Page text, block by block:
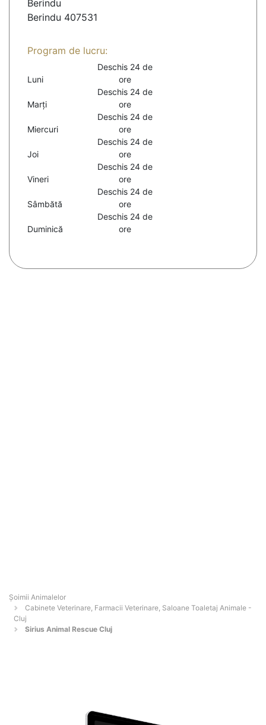
Berindu
Berindu 407531
Program de lucru:
Luni
Deschis 24 de
ore
Marți
Deschis 24 de
ore
Miercuri
Deschis 24 de
ore
Joi
Deschis 24 de
ore
Vineri
Deschis 24 de
ore
Sâmbătă
Deschis 24 de
ore
Duminică
Deschis 24 de
ore
Şoimii Animalelor
Cabinete Veterinare, Farmacii Veterinare, Saloane Toaletaj Animale -
Cluj
Sirius Animal Rescue Cluj